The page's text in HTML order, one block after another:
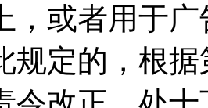
，或者用于
规定的，根